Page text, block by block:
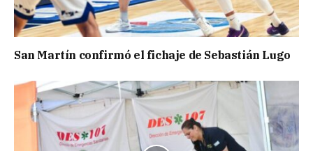
San Martín confirmó el fichaje de Sebastián Lugo